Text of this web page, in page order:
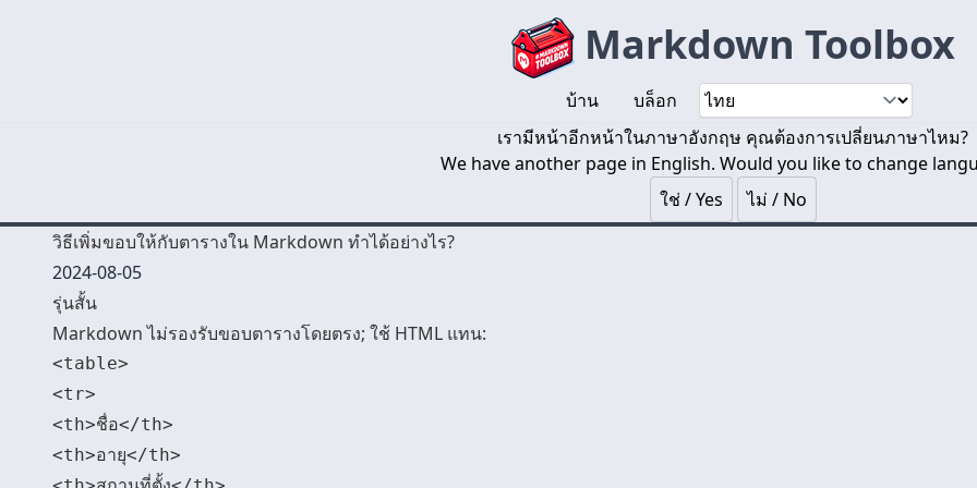
Markdown Toolbox
บ้าน
บล็อก
เรามีหน้าอีกหน้าในภาษาอังกฤษ คุณต้องการเปลี่ยนภาษาไหม?
We have another page in English. Would you like to change
ใช่ / Yes
ไม่ / No
วิธีเพิ่มขอบให้กับตารางใน Markdown ทำได้อย่างไร?
2024-08-05
รุ่นสั้น
Markdown ไม่รองรับขอบตารางโดยตรง; ใช้ HTML แทน:
<table>
<tr>
<th>ชื่อ</th>
<th>อายุ</th>